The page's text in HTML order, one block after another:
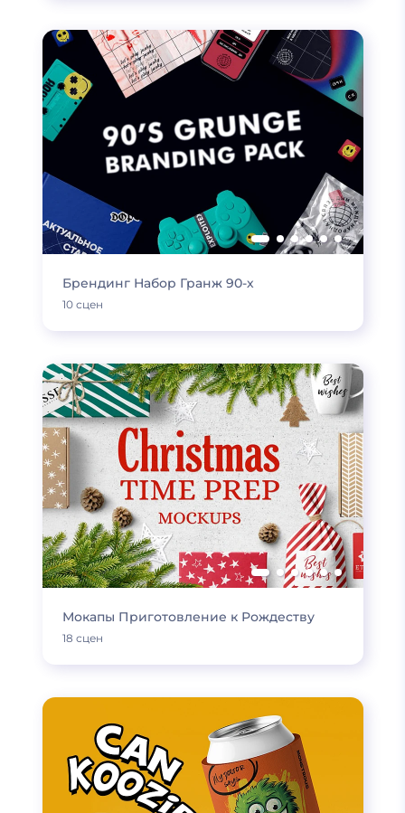
Брендинг Набор Гранж 90-х
10 сцен
Мокапы Приготовление к Рождеству
18 сцен